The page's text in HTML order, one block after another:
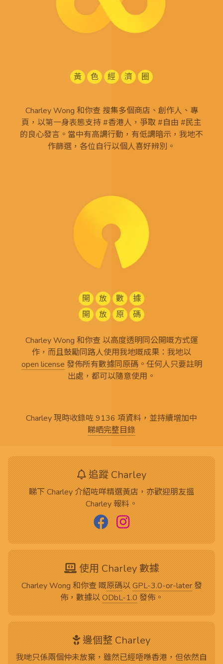
黃 色 經 濟 圈
Charley Wong 和你查 搜集多個商店、創作人、專
頁，以第一身表態支持 #香港人，爭取 #自由 #民主
的良心發言。當中有高調行動，有低調暗示，我地不
作篩選，各位自行以個人喜好辨別。
開 放 數
據
開
放 原 碼
Charley Wong 和你查 以高度透明同公開嘅方式運
作，而且鼓勵同路人使用我地嘅成果：我地以
open license 發佈所有數據同原碼。任何人只要註明
出處，都可以隨意使用。
Charley 現時收錄咗 9136 項資料，並持續增加中
睇晒完整目錄
追蹤 Charley
睇下 Charley 介紹咗咩精選黃店，亦歡迎朋友搵
Charley 報料。
使用 Charley 數據
Charley Wong 和你查 嘅原碼以GPL-3.0-or-later發
佈，數據以ODbL-1.0發佈。
邊個整 Charley
我哋只係兩個仲未放棄，雖然已經唔喺香港，但依然自